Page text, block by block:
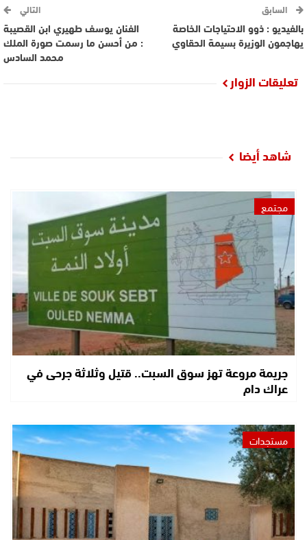
السابق
بالفيديو : ذوو الاحتياجات الخاصة
يهاجمون الوزيرة بسيمة الحقاوي
التالي
الفنان يوسف طهيري ابن القصيبة
: من أحسن ما رسمت صورة الملك
محمد السادس
تعليقات الزوار
شاهد أيضا
مجتمع
جريمة مروعة تهز سوق السبت.. قتيل وثلاثة جرحى في
عراك دام
مستجدات